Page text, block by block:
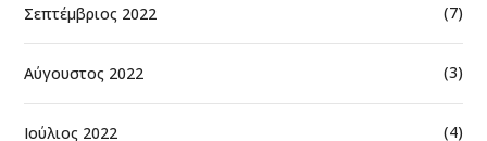
Σεπτέμβριος 2022 (7)
Αύγουστος 2022 (3)
Ιούλιος 2022 (4)